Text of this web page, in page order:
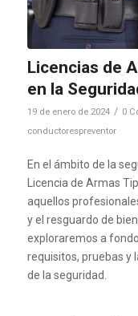
Licencias de
en la
19 de enero de 2024 / 0
conductorespreventor
En el ámbito de la
Licencia de Armas
aquellos
y el resguardo de
exploraremos a
requisitos, pruebas y
de la seguridad.